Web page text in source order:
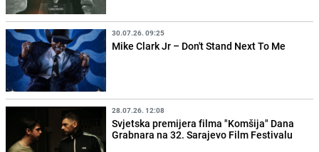
30.07.26. 09:25
Mike Clark Jr – Don't Stand Next To Me
28.07.26. 12:08
Svjetska premijera filma "Komšija" Dana
Grabnara na 32. Sarajevo Film Festivalu